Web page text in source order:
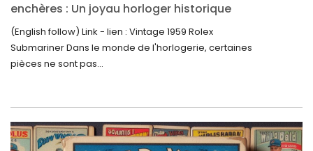
mars 2022
février 2022
décembre 2021
septembre 2021
août 2021
enchères : Un joyau horloger historique
trouve un nouveau propriétaire pour 60 000
$
(English follow) Link - lien : Vintage 1959 Rolex
Submariner Dans le monde de l'horlogerie, certaines
pièces ne sont pas...